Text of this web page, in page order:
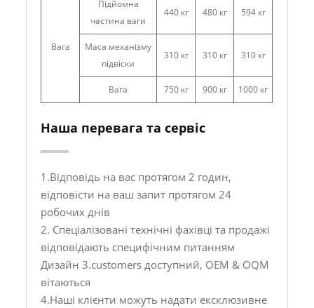
Вага
Підйомна
частина ваги
440 кг 480 кг 594 кг
Маса механізму
підвіски
310 кг 310 кг 310 кг
Вага 750 кг 900 кг 1000 кг
Наша перевага та сервіс
1.Відповідь на вас протягом 2 годин,
відповісти на ваш запит протягом 24
робочих днів
2. Спеціалізовані технічні фахівці та продажі
відповідають специфічним питанням
Дизайн 3.customers доступний, OEM & OQM
вітаються
4.Наші клієнти можуть надати ексклюзивне